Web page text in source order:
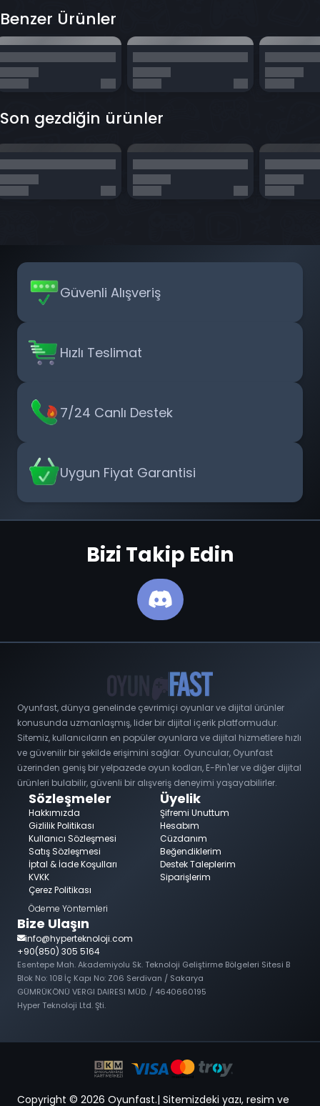
Benzer Ürünler
Son gezdiğin ürünler
Güvenli Alışveriş
Hızlı Teslimat
7/24 Canlı Destek
Uygun Fiyat Garantisi
Bizi Takip Edin
Oyunfast, dünya genelinde çevrimiçi oyunlar ve dijital ürünler
konusunda uzmanlaşmış, lider bir dijital içerik platformudur.
Sitemiz, kullanıcıların en popüler oyunlara ve dijital hizmetlere hızlı
ve güvenilir bir şekilde erişimini sağlar. Oyuncular, Oyunfast
üzerinden geniş bir yelpazede oyun kodları, E-Pin'ler ve diğer dijital
ürünleri bulabilir, güvenli bir alışveriş deneyimi yaşayabilirler.
Sözleşmeler
Hakkımızda
Gizlilik Politikası
Kullanıcı Sözleşmesi
Satış Sözleşmesi
İptal & İade Koşulları
KVKK
Çerez Politikası
Ödeme Yöntemleri
Üyelik
Şifremi Unuttum
Hesabım
Cüzdanım
Beğendiklerim
Destek Taleplerim
Siparişlerim
Bize Ulaşın
info@hyperteknoloji.com
+90(850) 305 5164
Esentepe Mah. Akademiyolu Sk. Teknoloji Geliştirme Bölgeleri Sitesi B
Blok No: 10B İç Kapı No: Z06 Serdivan / Sakarya
GÜMRÜKÖNÜ VERGI DAIRESI MÜD. / 4640660195
Hyper Teknoloji Ltd. Şti.
Copyright © 2026 Oyunfast.| Sitemizdeki yazı, resim ve